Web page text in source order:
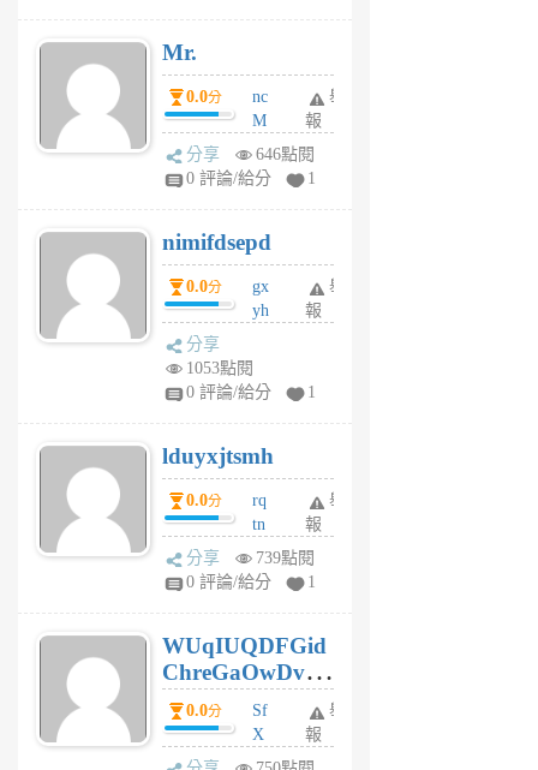
Mr.
0.0分
nc
M
U
F
U
5
個
月
舉
報
分享
646點閱
0 評論/給分
1
nimifdsepd
0.0分
gx
yh
jl
月
前
舉
報
分享
1053點閱
0 評論/給分
1
lduyxjtsmh
0.0分
rq
tn
jt
gl
個
月
前
舉
報
分享
739點閱
0 評論/給分
1
WUqIUQDFGid
ChreGaOwDv
dY0.0分
Sf
X
Pe
舉
報